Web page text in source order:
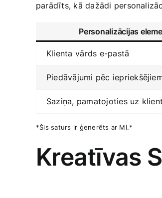
parādīts, kā dažādi
Personalizācijas
Klienta ⁤vārds e-pastā
Piedāvājumi pēc‍
Saziņa, pamatojoties uz
*Šis saturs ir ģenerēts ar MI.*
Kreatīvas